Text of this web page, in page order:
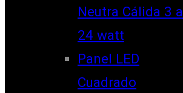
Neutra Cálida 3 a
24 watt
Panel LED
Cuadrado